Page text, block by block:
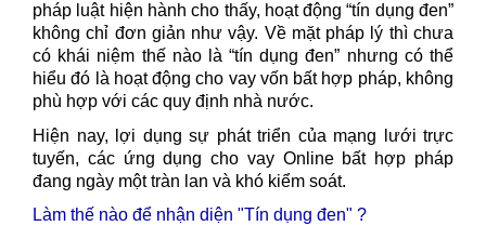
pháp luật hiện hành cho thấy, hoạt động “tín dụng đen”
không chỉ đơn giản như vậy. Về mặt pháp lý thì chưa
có khái niệm thế nào là “tín dụng đen” nhưng có thể
hiểu đó là hoạt động cho vay vốn bất hợp pháp, không
phù hợp với các quy định nhà nước.
Hiện nay, lợi dụng sự phát triển của mạng lưới trực
tuyến, các ứng dụng cho vay Online bất hợp pháp
đang ngày một tràn lan và khó kiểm soát.
Làm thế nào để nhận diện "Tín dụng đen" ?